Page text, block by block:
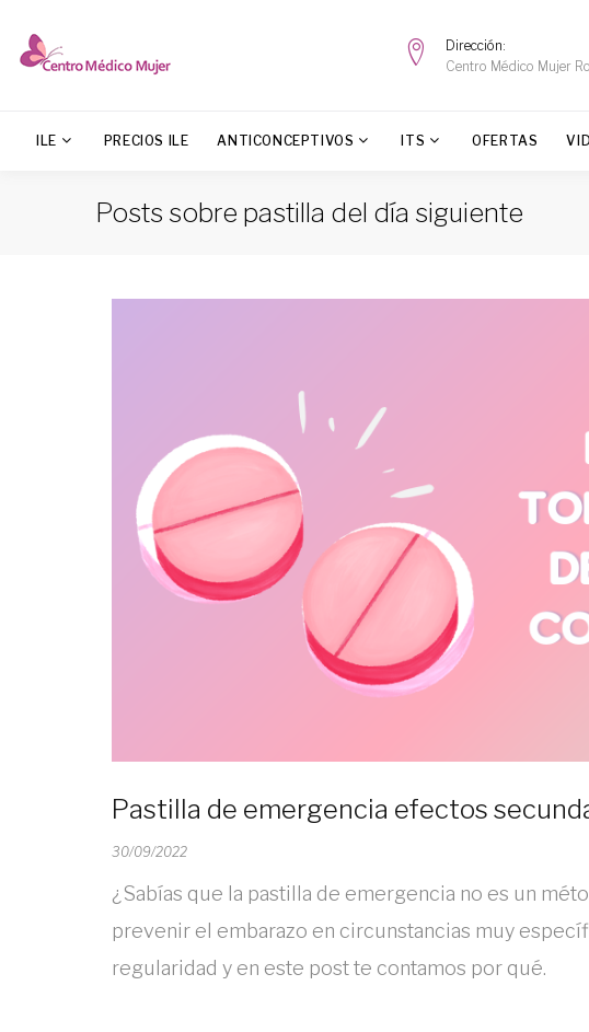
Dirección
Centro Médico Mujer
ILE PRECIOS ILE ANTICONCEPTIVOS ITS OFERTAS
Posts sobre pastilla del día siguiente
Pastilla de emergencia efectos
30/09/2022
¿Sabías que la pastilla de emergencia no es un
prevenir el embarazo en circunstancias muy
regularidad y en este post te contamos por qué.